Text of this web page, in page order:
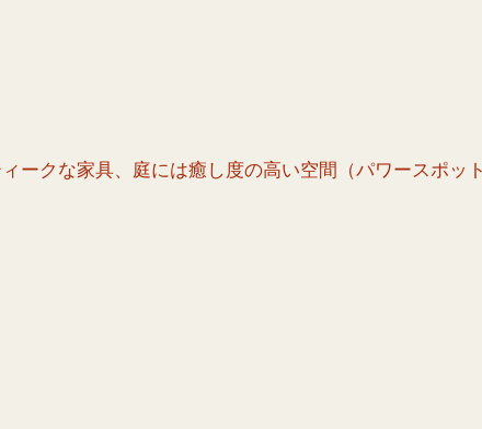
ークな家具、庭には癒し度の高い空間（パワースポッ